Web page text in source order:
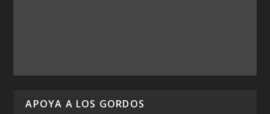
APOYA A LOS GORDOS